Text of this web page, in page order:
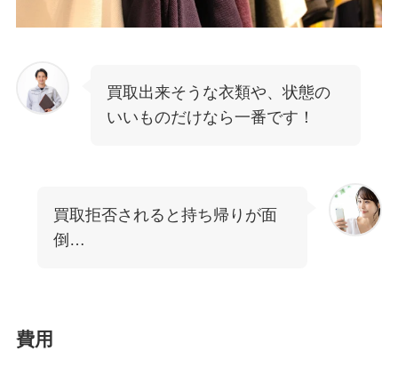
買取出来そうな衣類や、状態の
いいものだけなら一番です！
買取拒否されると持ち帰りが面
倒…
費用